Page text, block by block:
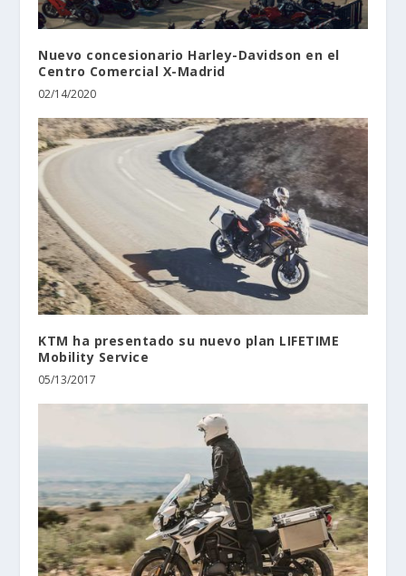
Nuevo concesionario Harley-Davidson en el
Centro Comercial X-Madrid
02/14/2020
KTM ha presentado su nuevo plan LIFETIME
Mobility Service
05/13/2017